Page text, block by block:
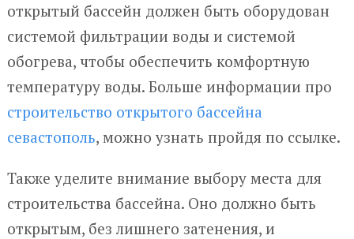
открытый бассейн должен быть оборудован
системой фильтрации воды и системой
обогрева, чтобы обеспечить комфортную
температуру воды. Больше информации про
строительство открытого бассейна
севастополь, можно узнать пройдя по ссылке.
Также уделите внимание выбору места для
строительства бассейна. Оно должно быть
открытым, без лишнего затенения, и